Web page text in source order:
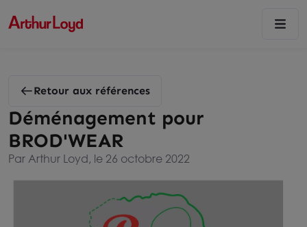
Retour aux références
Déménagement pour
BROD'WEAR
Par Arthur Loyd, le 26 octobre 2022